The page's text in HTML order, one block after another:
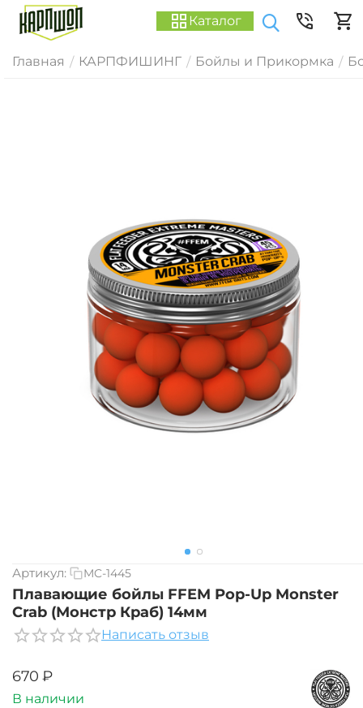
Каталог
Главная / КАРПФИШИНГ / Бойлы и Прикормка /
Артикул: MC-1445
Плавающие бойлы FFEM Pop-Up Monster
Crab (Монстр Краб) 14мм
Написать отзыв
‍670‍ ₽
В наличии